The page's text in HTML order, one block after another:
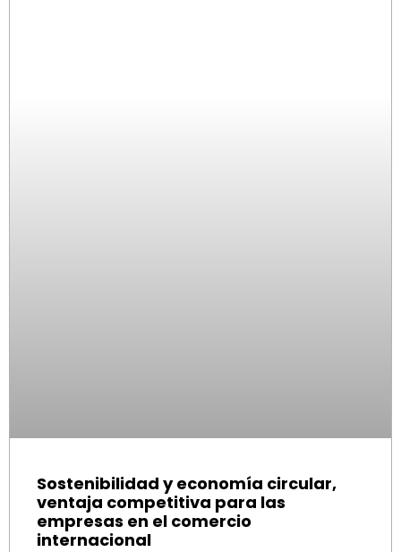
Sostenibilidad y economía circular,
ventaja competitiva para las
empresas en el comercio
internacional